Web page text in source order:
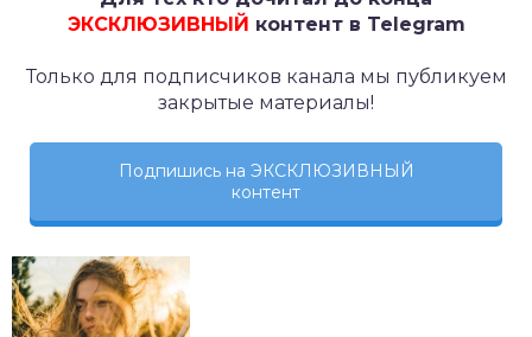
ЭКСКЛЮЗИВНЫЙ контент в Telegram
Только для подписчиков канала мы публикуем
закрытые материалы!
Подпишись на ЭКСКЛЮЗИВНЫЙ
контент